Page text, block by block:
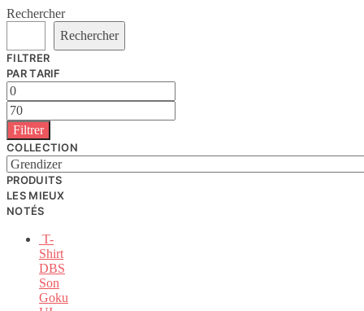
Rechercher
Rechercher
FILTRER
PAR TARIF
Prix
min
Prix
max
Filtrer
COLLECTION
PRODUITS
LES MIEUX
NOTÉS
T-
Shirt
DBS
Son
Goku